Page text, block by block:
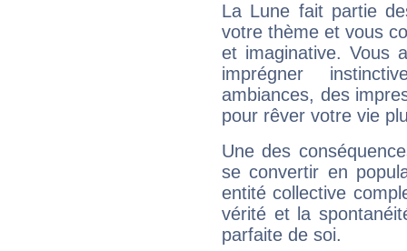
La Lune fait partie
votre thème et vous
et imaginative. Vous
imprégner
ambiances, des
pour rêver votre vie
Une des
se convertir en
entité collective
vérité et la
parfaite de soi.